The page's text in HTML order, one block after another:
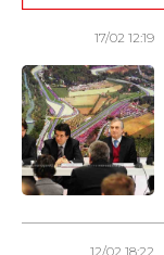
17/02 12:19
12/02 18:22